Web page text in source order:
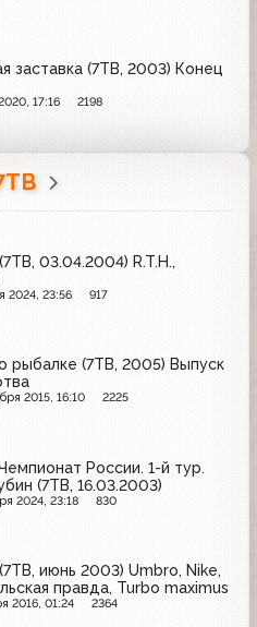
заставка (7ТВ, 2003) Конец
17:16 2198
03.04.2004) R.T.H.,
2024, 23:56 917
рыбалке (7ТВ, 2005) Выпуск
2015, 16:10 2225
России. 1-й тур.
(7ТВ, 16.03.2003)
2024, 23:18 830
июнь 2003) Umbro, Nike,
правда, Turbo maximus
2016, 01:24 2364